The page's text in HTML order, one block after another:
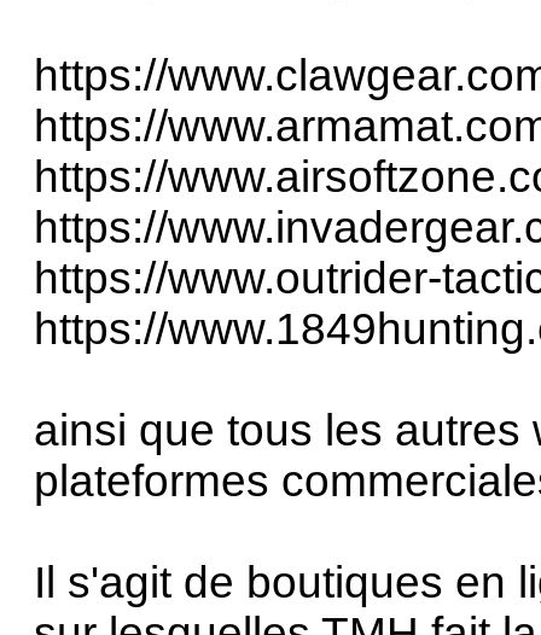
https://
https://
https://
https://
https://www.outrider-
https://
ainsi que tous les
plateformes
Il s'agit de boutiques en